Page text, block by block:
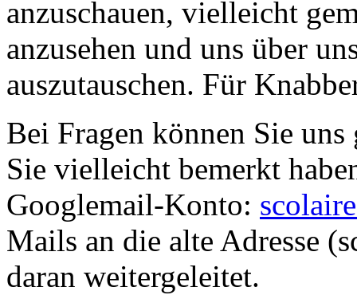
anzuschauen, vielleicht
anzusehen und uns über
auszutauschen. Für
Bei Fragen können Sie
Sie vielleicht bemerkt
Googlemail-Konto:
Mails an die alte Adresse
daran weitergeleitet.